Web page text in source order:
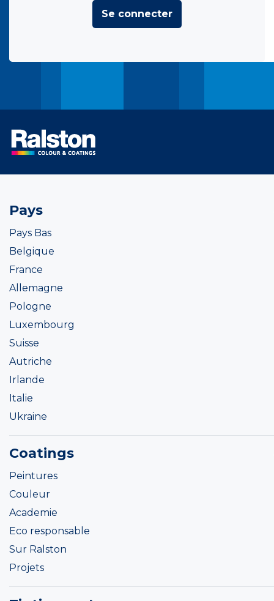
Se connecter
Pays
Pays Bas
Belgique
France
Allemagne
Pologne
Luxembourg
Suisse
Autriche
Irlande
Italie
Ukraine
Coatings
Peintures
Couleur
Academie
Eco responsable
Sur Ralston
Projets